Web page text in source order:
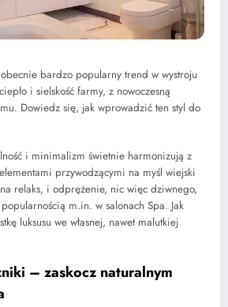
bardzo popularny trend w wystroju
i sielskość farmy, z nowoczesną
Dowiedz się, jak wprowadzić ten styl do
i minimalizm świetnie harmonizują z
przywodzącymi na myśl wiejski
relaks, i odprężenie, nic więc dziwnego,
m.in. w salonach Spa. Jak
luksusu we własnej, nawet malutkiej
– zaskocz naturalnym